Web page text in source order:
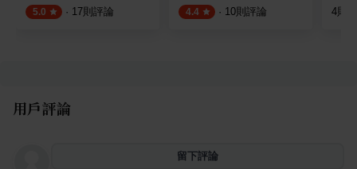
5.0 · 17則評論 4.4 · 10則評論 4則
用戶評論
留下評論